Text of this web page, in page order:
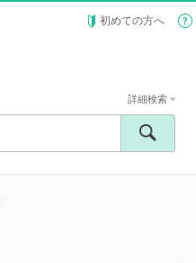
初めての方へ
詳細検索